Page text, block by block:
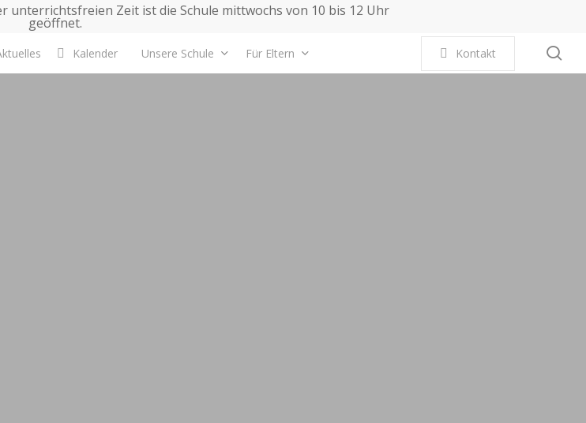
unterrichtsfreien Zeit ist die Schule mittwochs von 10 bis 12 Uhr
geöffnet.
Kalender Unsere Schule Für Eltern Kontakt